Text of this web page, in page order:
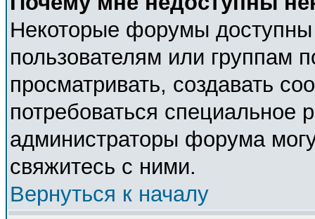
Некоторые форумы
пользователям или группам
просматривать, создавать
потребоваться
администраторы форума
свяжитесь с ними.
Вернуться к началу